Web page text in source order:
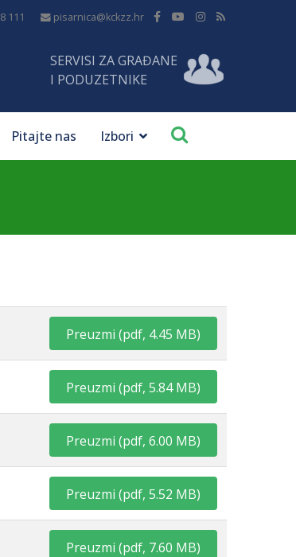
111 pisarnica@kckzz.hr
SERVISI ZA GRAĐANE
I PODUZETNIKE
Pitajte nas Izbori
Preuzmi (pdf, 4.45 MB)
Preuzmi (pdf, 5.84 MB)
Preuzmi (pdf, 6.00 MB)
Preuzmi (pdf, 5.52 MB)
Preuzmi (pdf, 7.60 MB)